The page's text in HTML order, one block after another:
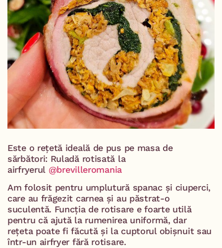
Este o rețetă ideală de pus pe masa de
sărbători: Ruladă rotisată la
airfryerul @brevilleromania
Am folosit pentru umplutură spanac și ciuperci,
care au frăgezit carnea și au păstrat-o
suculentă. Funcția de rotisare e foarte utilă
pentru că ajută la rumenirea uniformă, dar
rețeta poate fi făcută și la cuptorul obișnuit sau
într-un airfryer fără rotisare.